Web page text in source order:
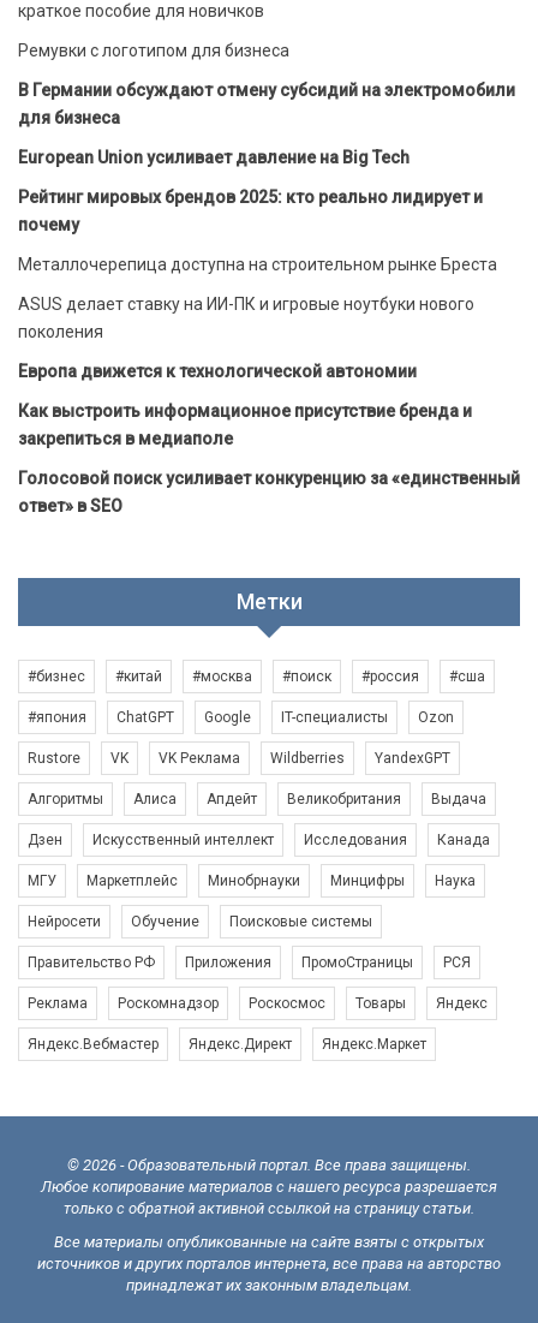
краткое пособие для новичков
Ремувки с логотипом для бизнеса
В Германии обсуждают отмену субсидий на электромобили
для бизнеса
European Union усиливает давление на Big Tech
Рейтинг мировых брендов 2025: кто реально лидирует и
почему
Металлочерепица доступна на строительном рынке Бреста
ASUS делает ставку на ИИ-ПК и игровые ноутбуки нового
поколения
Европа движется к технологической автономии
Как выстроить информационное присутствие бренда и
закрепиться в медиаполе
Голосовой поиск усиливает конкуренцию за «единственный
ответ» в SEO
Метки
#бизнес #китай #москва #поиск #россия #сша
#япония ChatGPT Google IT-специалисты Ozon
Rustore VK VK Реклама Wildberries YandexGPT
Алгоритмы Алиса Апдейт Великобритания Выдача
Дзен Искусственный интеллект Исследования Канада
МГУ Маркетплейс Минобрнауки Минцифры Наука
Нейросети Обучение Поисковые системы
Правительство РФ Приложения ПромоСтраницы РСЯ
Реклама Роскомнадзор Роскосмос Товары Яндекс
Яндекс.Вебмастер Яндекс.Директ Яндекс.Маркет
© 2026 - Образовательный портал. Все права защищены.
Любое копирование материалов с нашего ресурса разрешается
только с обратной активной ссылкой на страницу статьи.
Все материалы опубликованные на сайте взяты с открытых
источников и других порталов интернета, все права на авторство
принадлежат их законным владельцам.